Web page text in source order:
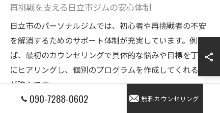
再挑戦を支える日立市ジムの安心体制
日立市のパーソナルジムでは、初心者や再挑戦者の不安
を解消するためのサポート体制が充実しています。例え
ば、最初のカウンセリングで具体的な悩みや目標を丁寧
にヒアリングし、個別のプログラムを作成してくれる点
が強みです。
また、トレーナーが毎回体調や気分を確認しながらメニ
090-7288-0602 無料カウンセリング